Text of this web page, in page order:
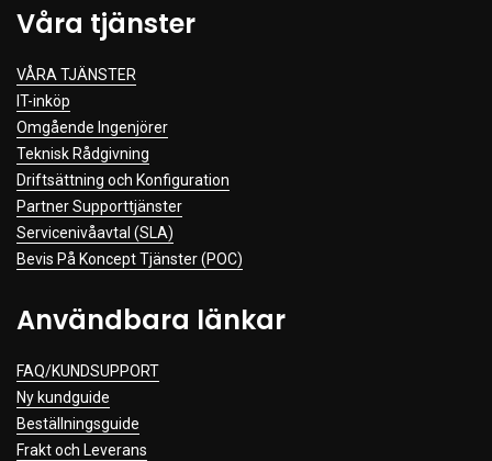
Våra tjänster
VÅRA TJÄNSTER
IT-inköp
Omgående Ingenjörer
Teknisk Rådgivning
Driftsättning och Konfiguration
Partner Supporttjänster
Servicenivåavtal (SLA)
Bevis På Koncept Tjänster (POC)
Användbara länkar
FAQ/KUNDSUPPORT
Ny kundguide
Beställningsguide
Frakt och Leverans